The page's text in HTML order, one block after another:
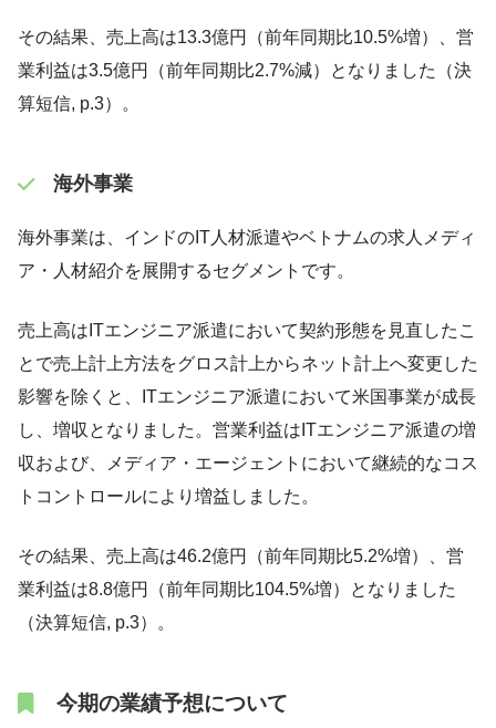
その結果、売上高は13.3億円（前年同期比10.5%増）、営
業利益は3.5億円（前年同期比2.7%減）となりました（決
算短信, p.3）。
海外事業
海外事業は、インドのIT人材派遣やベトナムの求人メディ
ア・人材紹介を展開するセグメントです。
売上高はITエンジニア派遣において契約形態を見直したこ
とで売上計上方法をグロス計上からネット計上へ変更した
影響を除くと、ITエンジニア派遣において米国事業が成長
し、増収となりました。営業利益はITエンジニア派遣の増
収および、メディア・エージェントにおいて継続的なコス
トコントロールにより増益しました。
その結果、売上高は46.2億円（前年同期比5.2%増）、営
業利益は8.8億円（前年同期比104.5%増）となりました
（決算短信, p.3）。
今期の業績予想について